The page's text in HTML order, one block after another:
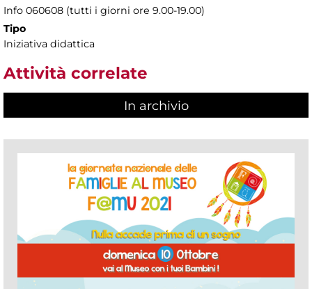
Info 060608 (tutti i giorni ore 9.00-19.00)
Tipo
Iniziativa didattica
Attività correlate
In archivio